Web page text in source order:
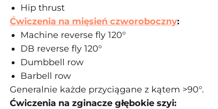
Hip thrust
Ćwiczenia na mięsień czworoboczny:
Machine reverse fly 120°
DB reverse fly 120°
Dumbbell row
Barbell row
Generalnie każde przyciągane z kątem >90°.
Ćwiczenia na zginacze głębokie szyi: